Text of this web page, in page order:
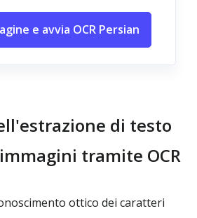
e avvia OCR Persian
di testo
tramite OCR
ottico dei caratteri